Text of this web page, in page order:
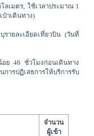
ลเมตร, ใช้เวลาประมาณ 1
ป๋าเดินทาง)
รายละเอียดเที่ยวบิน (วันที่
ย 48 ชั่วโมงก่อนเดินทาง
ารปฏิเสธการให้บริการรับ
จำนวน
ผู้เข้า